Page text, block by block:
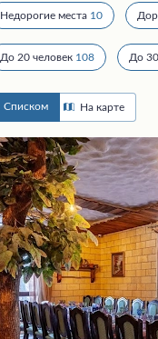
Недорогие места 10
До 20 человек 108 До
Списком На карте